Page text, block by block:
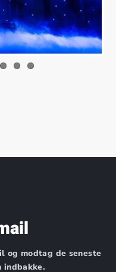
og modtag de seneste
indbakke.